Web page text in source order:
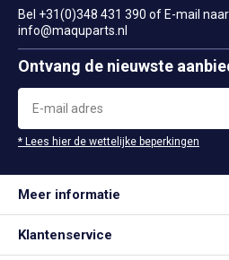
Bel +31(0)348 431 390 of E-mail naar
info@maquparts.nl
Ontvang de nieuwste
* Lees hier de wettelijke beperkingen
Meer informatie
Klantenservice